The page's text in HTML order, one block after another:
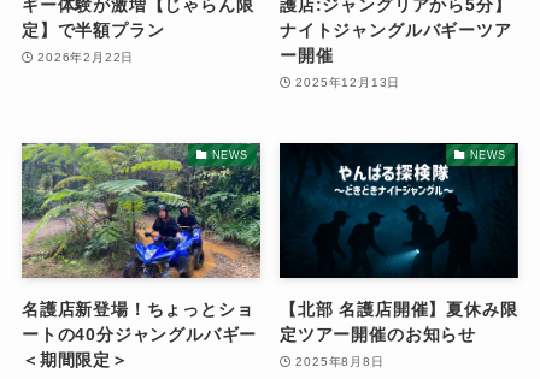
ギー体験が激増【じゃらん限
定】で半額プラン
2026年2月22日
護店:ジャングリアから5分】
ナイトジャングルバギーツア
ー開催
2025年12月13日
NEWS
名護店新登場！ちょっとショ
ートの40分ジャングルバギー
＜期間限定＞
NEWS
【北部 名護店開催】夏休み限
定ツアー開催のお知らせ
2025年8月8日